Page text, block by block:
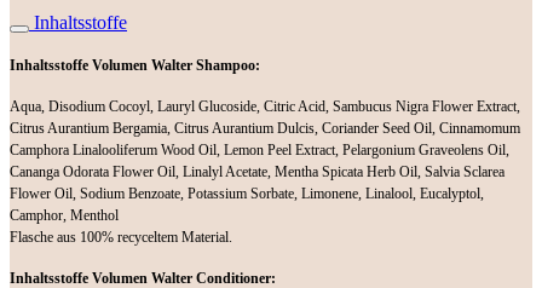
Inhaltsstoffe
Inhaltsstoffe Volumen Walter Shampoo:
Aqua, Disodium Cocoyl, Lauryl Glucoside, Citric Acid, Sambucus Nigra Flower Extract,
Citrus Aurantium Bergamia, Citrus Aurantium Dulcis, Coriander Seed Oil, Cinnamomum
Camphora Linalooliferum Wood Oil, Lemon Peel Extract, Pelargonium Graveolens Oil,
Cananga Odorata Flower Oil, Linalyl Acetate, Mentha Spicata Herb Oil, Salvia Sclarea
Flower Oil, Sodium Benzoate, Potassium Sorbate, Limonene, Linalool, Eucalyptol,
Camphor, Menthol
Flasche aus 100% recyceltem Material.
Inhaltsstoffe Volumen Walter Conditioner: